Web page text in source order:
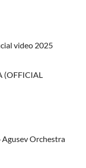
video 2025
(OFFICIAL
Orchestra